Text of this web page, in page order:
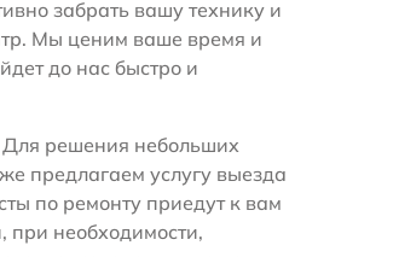
забрать вашу технику и
Мы ценим ваше время и
до нас быстро и
Для решения небольших
предлагаем услугу выезда
по ремонту приедут к вам
при необходимости,